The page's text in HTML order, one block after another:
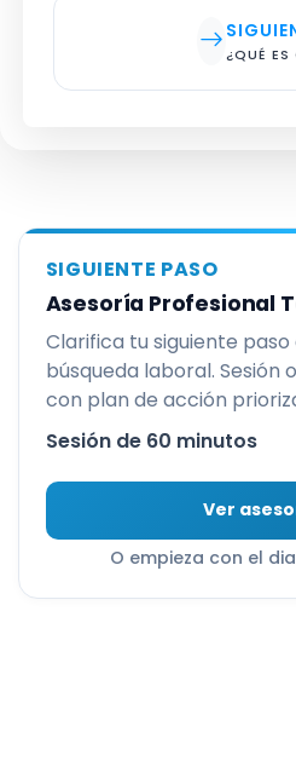
¿QUÉ ES
SIGUIENTE PASO
Asesoría Profesional
Clarifica tu siguiente
búsqueda laboral. Sesión
con plan de acción
Sesión de 60 minutos
Ver
O empieza con el